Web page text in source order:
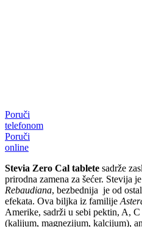
Poruči
telefonom
Poruči
online
Stevia Zero Cal tablete sadrže
prirodna zamena za šećer. Stevija
Rebaudiana, bezbednija je od
efekata. Ova biljka iz familije
Amerike, sadrži u sebi pektin, A,
(kalijum, magnezijum, kalcijum),